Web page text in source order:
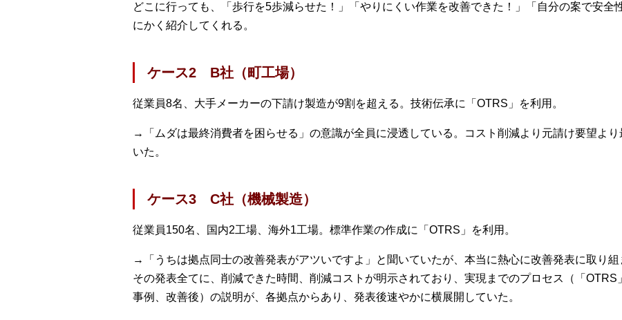
どこに行っても、「歩行を5歩減らせた！」「やりにくい作業を改善できた！」「自分の案で安全
にかく紹介してくれる。
ケース2 B社（町工場）
従業員8名、大手メーカーの下請け製造が9割を超える。技術伝承に「OTRS」を利用。
→「ムダは最終消費者を困らせる」の意識が全員に浸透している。コスト削減より元請け要望よ
いた。
ケース3 C社（機械製造）
従業員150名、国内2工場、海外1工場。標準作業の作成に「OTRS」を利用。
→「うちは拠点同士の改善発表がアツいですよ」と聞いていたが、本当に熱心に改善発表に取り組
その発表全てに、削減できた時間、削減コストが明示されており、実現までのプロセス（「
事例、改善後）の説明が、各拠点からあり、発表後速やかに横展開していた。